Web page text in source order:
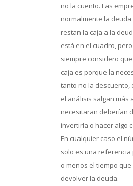
no la cuento. Las
normalmente la
restan la caja a la
está en el cuadro,
siempre considero
caja es porque la
tanto no la descuento,
el análisis salgan más
necesitaran deberían
invertirla o hacer algo
En cualquier caso el
solo es una
o menos el tiempo
devolver la deuda.